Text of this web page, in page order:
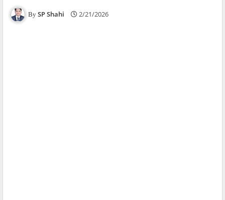
SP Shahi 2/21/2026